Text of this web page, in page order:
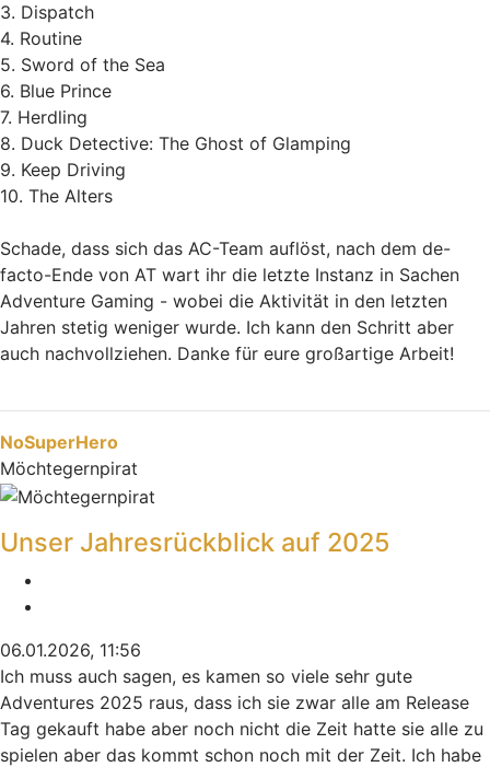
3. Dispatch
4. Routine
5. Sword of the Sea
6. Blue Prince
7. Herdling
8. Duck Detective: The Ghost of Glamping
9. Keep Driving
10. The Alters
Schade, dass sich das AC-Team auflöst, nach dem de-
facto-Ende von AT wart ihr die letzte Instanz in Sachen
Adventure Gaming - wobei die Aktivität in den letzten
Jahren stetig weniger wurde. Ich kann den Schritt aber
auch nachvollziehen. Danke für eure großartige Arbeit!
Nach oben
NoSuperHero
Möchtegernpirat
Unser Jahresrückblick auf 2025
06.01.2026, 11:56
Ich muss auch sagen, es kamen so viele sehr gute
Adventures 2025 raus, dass ich sie zwar alle am Release
Tag gekauft habe aber noch nicht die Zeit hatte sie alle zu
spielen aber das kommt schon noch mit der Zeit. Ich habe